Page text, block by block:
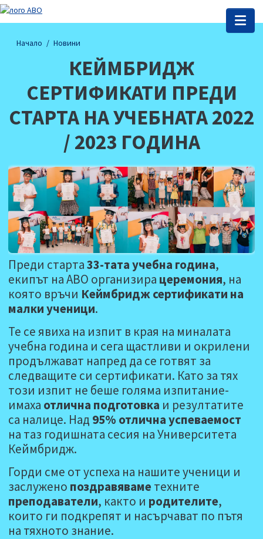
Начало Новини
КЕЙМБРИДЖ
СЕРТИФИКАТИ ПРЕДИ
СТАРТА НА УЧЕБНАТА 2022
/ 2023 ГОДИНА
Previous Next
Преди старта33-тата учебна година,
екипът на АВО организира церемония, на
която връчи Кеймбридж сертификати на
малки ученици.
Те се явиха на изпит в края на миналата
учебна година и сега щастливи и окрилени
продължават напред да се готвят за
следващите си сертификати. Като за тях
този изпит не беше голяма изпитание-
имаха отлична подготовка и резултатите
са налице. Над 95% отлична успеваемост
на таз годишната сесия на Университета
Кеймбридж.
Горди сме от успеха на нашите ученици и
заслужено поздравяваметехните
преподаватели, както и родителите,
които ги подкрепят и насърчават по пътя
на тяхното знание.